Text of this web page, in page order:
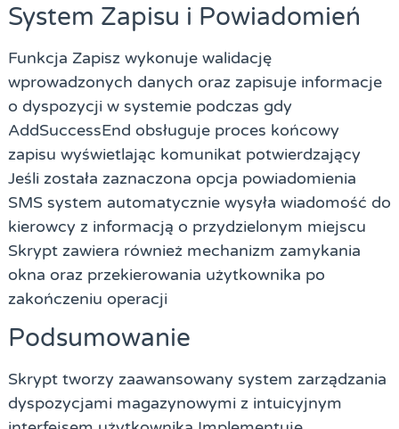
System Zapisu i Powiadomień
Funkcja Zapisz wykonuje walidację
wprowadzonych danych oraz zapisuje informacje
o dyspozycji w systemie podczas gdy
AddSuccessEnd obsługuje proces końcowy
zapisu wyświetlając komunikat potwierdzający
Jeśli została zaznaczona opcja powiadomienia
SMS system automatycznie wysyła wiadomość do
kierowcy z informacją o przydzielonym miejscu
Skrypt zawiera również mechanizm zamykania
okna oraz przekierowania użytkownika po
zakończeniu operacji
Podsumowanie
Skrypt tworzy zaawansowany system zarządzania
dyspozycjami magazynowymi z intuicyjnym